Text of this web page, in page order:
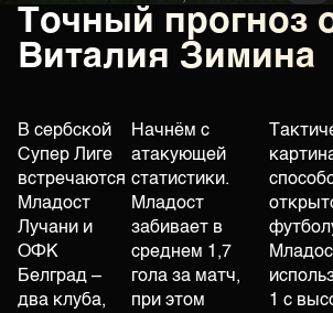
Точный прогноз
Виталия Зимина
В сербской
Супер Лиге
встречаются
Младост
Лучани и
ОФК
Белград –
два клуба,
Начнём с
атакующей
статистики.
Младост
забивает в
среднем 1,7
гола за матч,
при этом
1 с